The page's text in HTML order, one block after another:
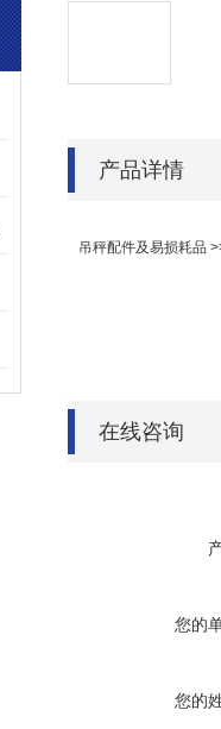
产品详情
吊秤配件及易损耗品
在线咨询
您的
您的